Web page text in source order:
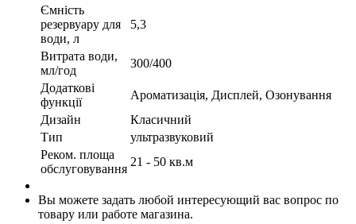
Ємність
резервуару для
води, л
5,3
Витрата води,
мл/год
300/400
Додаткові
функції
Ароматизація, Дисплей, Озонування
Дизайн
Класичний
Тип
ультразвуковий
Реком. площа
обслуговування
21 - 50 кв.м
Вы можете задать любой интересующий вас вопрос по
товару или работе магазина.